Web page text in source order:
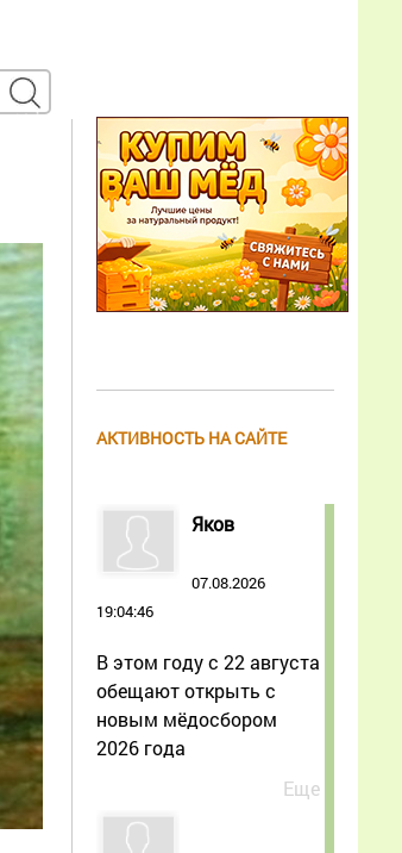
АКТИВНОСТЬ НА САЙТЕ
Яков
07.08.2026
19:04:46
В этом году с 22 августа
обещают открыть с
новым мёдосбором
2026 года
Еще